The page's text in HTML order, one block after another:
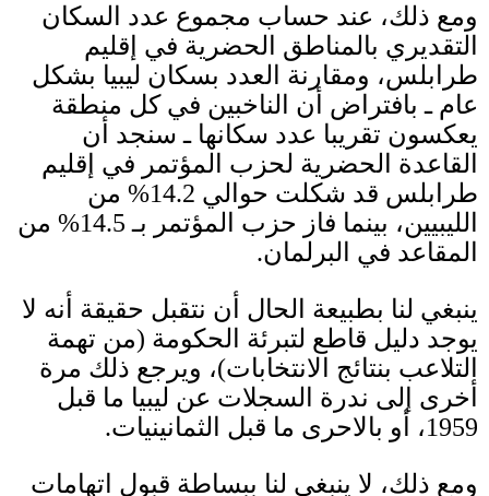
ومع ذلك، عند حساب مجموع عدد السكان
التقديري بالمناطق الحضرية في إقليم
طرابلس، ومقارنة العدد بسكان ليبيا بشكل
عام ـ بافتراض أن الناخبين في كل منطقة
يعكسون تقريبا عدد سكانها ـ سنجد أن
القاعدة الحضرية لحزب المؤتمر في إقليم
طرابلس قد شكلت حوالي 14.2%
من
الليبيين، بينما فاز حزب المؤتمر بـ 14.5%
من
المقاعد في البرلمان.
ينبغي لنا بطبيعة الحال أن نتقبل حقيقة أنه لا
يوجد دليل قاطع لتبرئة الحكومة (من تهمة
التلاعب بنتائج الانتخابات)، ويرجع ذلك مرة
أخرى إلى ندرة السجلات عن ليبيا ما قبل
1959، أو بالاحرى ما قبل الثمانينيات.
ومع ذلك، لا ينبغي لنا ببساطة قبول اتهامات